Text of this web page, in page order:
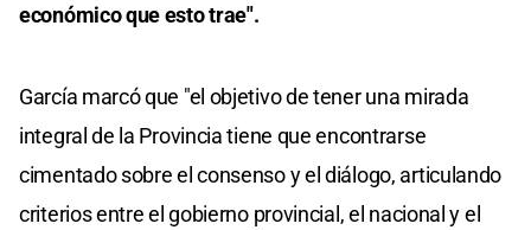
económico que esto trae".
García marcó que "el objetivo de tener una mirada
integral de la Provincia tiene que encontrarse
cimentado sobre el consenso y el diálogo, articulando
criterios entre el gobierno provincial, el nacional y el